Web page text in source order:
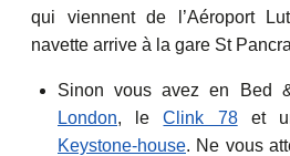
qui viennent de l’Aéroport
navette arrive à la gare St
Sinon vous avez en Bed
London, leClink 78et
Keystone-house. Ne vous